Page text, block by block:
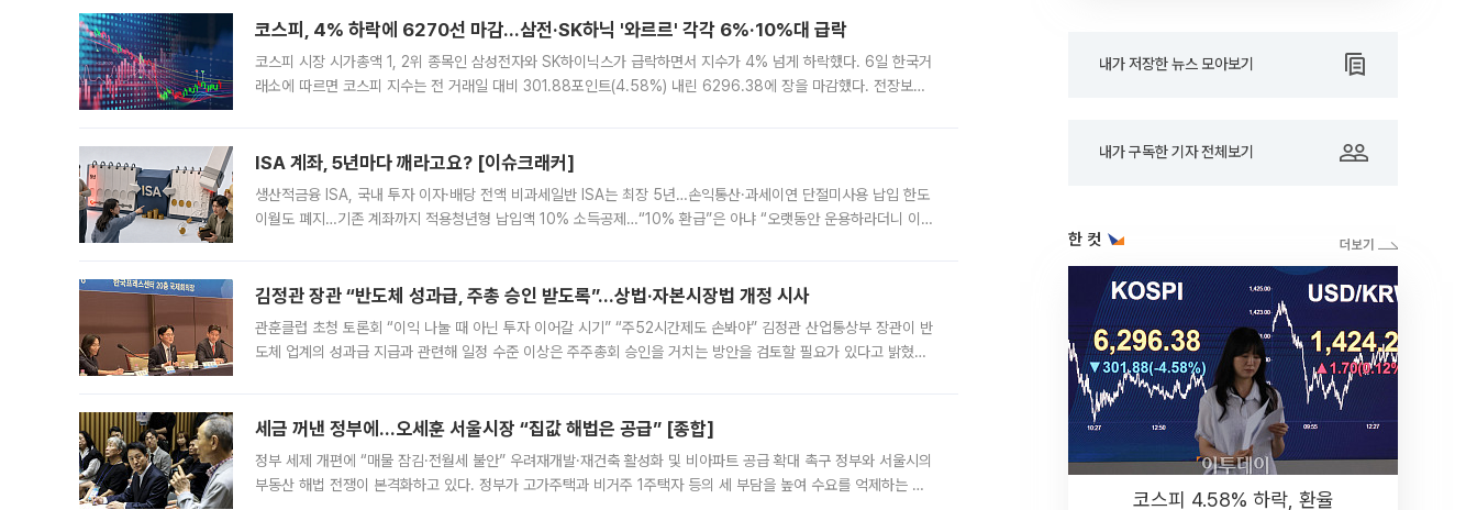
코스피, 4% 하락에 6270선 마감…삼전·SK하닉 '와르르' 각각 6%·10%대 급락
코스피 시장 시가총액 1, 2위 종목인 삼성전자와 SK하이닉스가 급락하면서 지수가 4% 넘게 하락했다. 6일 한국거
래소에 따르면 코스피 지수는 전 거래일 대비 301.88포인트(4.58%) 내린 6296.38에 장을 마감했다. 전장보다
ISA 계좌, 5년마다 깨라고요? [이슈크래커]
생산적금융 ISA, 국내 투자 이자·배당 전액 비과세일반 ISA는 최장 5년…손익통산·과세이연 단절미사용 납입 한도
이월도 폐지…기존 계좌까지 적용청년형 납입액 10% 소득공제…“10% 환급”은 아냐 “오랫동안 운용하라더니 이제
김정관 장관 “반도체 성과급, 주총 승인 받도록”…상법·자본시장법 개정 시사
관훈클럽 초청 토론회 “이익 나눌 때 아닌 투자 이어갈 시기” “주52시간제도 손봐야” 김정관 산업통상부 장관이 반
도체 업계의 성과급 지급과 관련해 일정 수준 이상은 주주총회 승인을 거치는 방안을 검토할 필요가 있다고 밝혔다.
세금 꺼낸 정부에…오세훈 서울시장 “집값 해법은 공급” [종합]
정부 세제 개편에 “매물 잠김·전월세 불안” 우려재개발·재건축 활성화 및 비아파트 공급 확대 촉구 정부와 서울시의
부동산 해법 전쟁이 본격화하고 있다. 정부가 고가주택과 비거주 1주택자 등의 세 부담을 높여 수요를 억제하는 카
내가 저장한 뉴스 모아보기
내가 구독한 기자 전체보기
한 컷
코스피 4.58% 하락, 환율